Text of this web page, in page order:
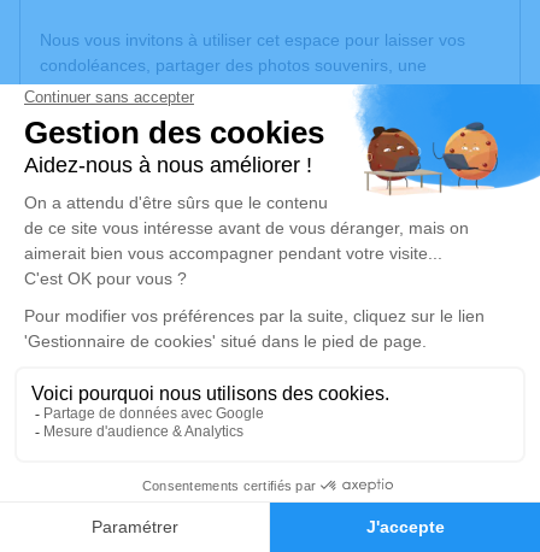
Faire-part Hommages
Nous vous invitons à utiliser cet espace pour laisser vos
condoléances, partager des photos souvenirs, une
anecdote ou exprimer vos pensées à travers des poèmes
ou des textes. Cet endroit est un lieu d'expression dédié à
honorer la mémoire de Thérèse MARTY.
Un service de plantation d’arbre hommage estdisponible
mardi 12 décembre 2023 à 14h30
Église Saint Sylvestre d'Altenach
Je rends hommage